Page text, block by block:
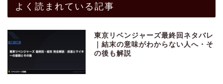
よく読まれている記事
東京リベンジャーズ最終回ネタバレ
｜結末の意味がわからない人へ・そ
の後も解説